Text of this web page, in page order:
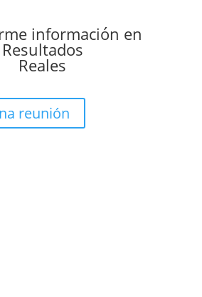
información en
Resultados
Reales
reunión